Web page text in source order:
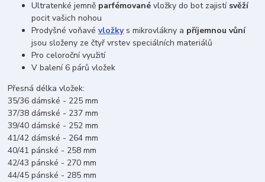
Ultratenké jemně parfémované vložky do bot zajistí svěží
pocit vašich nohou
Prodyšné voňavévložkys mikrovlákny a příjemnou vůní
jsou složeny ze čtyř vrstev speciálních materiálů
Pro celoroční využití
V balení 6 párů vložek
Přesná délka vložek:
35/36 dámské - 225 mm
37/38 dámské - 237 mm
39/40 dámské - 252 mm
41/42 dámské - 264 mm
40/41 pánské - 258 mm
42/43 pánské - 270 mm
44/45 pánské - 285 mm